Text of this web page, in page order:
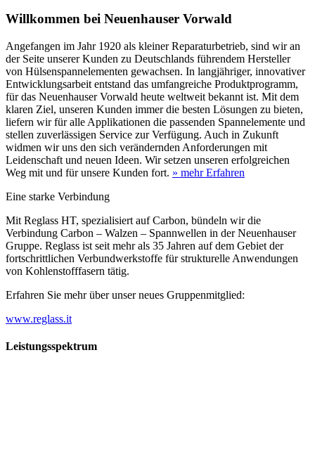
Willkommen bei Neuenhauser Vorwald
Angefangen im Jahr 1920 als kleiner Reparaturbetrieb, sind wir an
der Seite unserer Kunden zu Deutschlands führendem Hersteller
von Hülsenspannelementen gewachsen. In langjähriger, innovativer
Entwicklungsarbeit entstand das umfangreiche Produktprogramm,
für das Neuenhauser Vorwald heute weltweit bekannt ist. Mit dem
klaren Ziel, unseren Kunden immer die besten Lösungen zu bieten,
liefern wir für alle Applikationen die passenden Spannelemente und
stellen zuverlässigen Service zur Verfügung. Auch in Zukunft
widmen wir uns den sich verändernden Anforderungen mit
Leidenschaft und neuen Ideen. Wir setzen unseren erfolgreichen
Weg mit und für unsere Kunden fort. » mehr Erfahren
Eine starke Verbindung
Mit Reglass HT, spezialisiert auf Carbon, bündeln wir die
Verbindung Carbon – Walzen – Spannwellen in der Neuenhauser
Gruppe. Reglass ist seit mehr als 35 Jahren auf dem Gebiet der
fortschrittlichen Verbundwerkstoffe für strukturelle Anwendungen
von Kohlenstofffasern tätig.
Erfahren Sie mehr über unser neues Gruppenmitglied:
www.reglass.it
Leistungsspektrum